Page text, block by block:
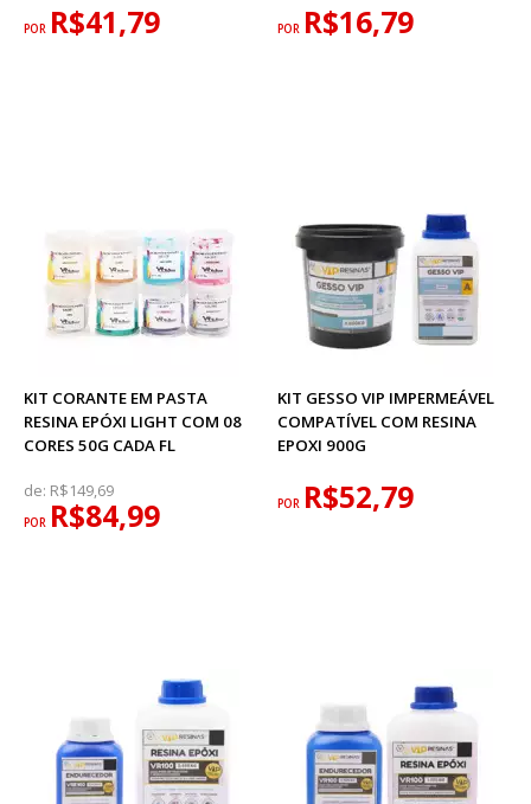
POR R$41,79 POR R$16,79
KIT CORANTE EM PASTA
RESINA EPÓXI LIGHT COM 08
CORES 50G CADA FL
de: R$149,69
POR R$84,99
KIT GESSO VIP IMPERMEÁVEL
COMPATÍVEL COM RESINA
EPOXI 900G
POR R$52,79